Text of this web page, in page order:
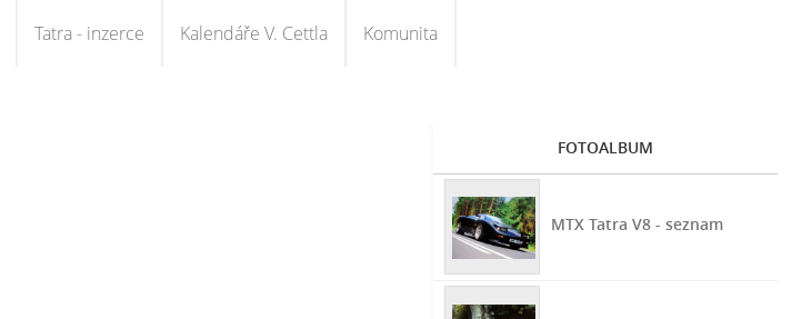
Tatra - inzerce Kalendáře V. Cettla Komunita
FOTOALBUM
MTX Tatra V8 - seznam